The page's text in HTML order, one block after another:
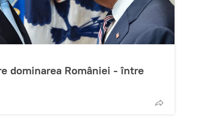
dominarea României - între